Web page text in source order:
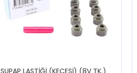
SUPAP LASTİĞİ (KEÇESİ) (8V TK.)